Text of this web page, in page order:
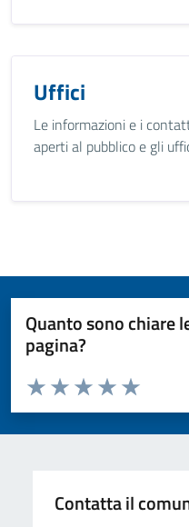
Uffici
Le informazioni e i
aperti al pubblico e gli
Quanto sono chiare
pagina?
Valuta da 1 a 5 stelle la pagina
Valuta 5
Valuta 4 stelle
Valuta 3 stelle su 5
Valuta 2 stelle su 5
Valuta 1 stelle su 5
Contatta il